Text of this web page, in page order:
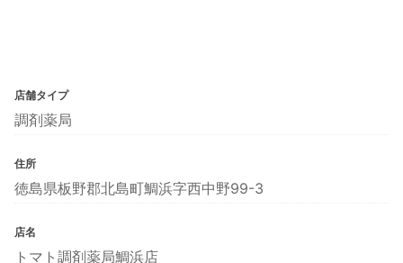
店舗タイプ
調剤薬局
住所
徳島県板野郡北島町鯛浜字西中野99-3
店名
トマト調剤薬局鯛浜店